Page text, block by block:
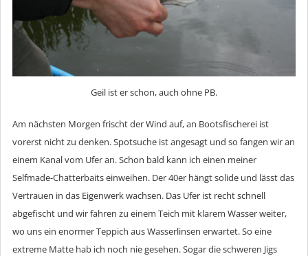
Geil ist er schon, auch ohne PB.
Am nächsten Morgen frischt der Wind auf, an Bootsfischerei ist
vorerst nicht zu denken. Spotsuche ist angesagt und so fangen wir an
einem Kanal vom Ufer an. Schon bald kann ich einen meiner
Selfmade-Chatterbaits einweihen. Der 40er hängt solide und lässt das
Vertrauen in das Eigenwerk wachsen. Das Ufer ist recht schnell
abgefischt und wir fahren zu einem Teich mit klarem Wasser weiter,
wo uns ein enormer Teppich aus Wasserlinsen erwartet. So eine
extreme Matte hab ich noch nie gesehen. Sogar die schweren Jigs